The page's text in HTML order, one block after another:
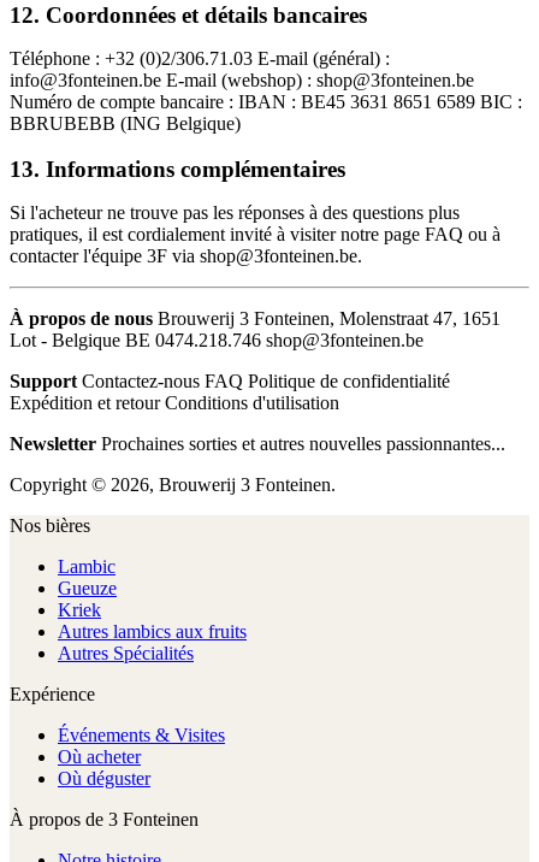
12. Coordonnées et détails bancaires
Téléphone : +32 (0)2/306.71.03 E-mail (général) :
info@3fonteinen.be E-mail (webshop) : shop@3fonteinen.be
Numéro de compte bancaire : IBAN : BE45 3631 8651 6589 BIC :
BBRUBEBB (ING Belgique)
13. Informations complémentaires
Si l'acheteur ne trouve pas les réponses à des questions plus
pratiques, il est cordialement invité à visiter notre page FAQ ou à
contacter l'équipe 3F via shop@3fonteinen.be.
À propos de nous Brouwerij 3 Fonteinen, Molenstraat 47, 1651
Lot - Belgique BE 0474.218.746 shop@3fonteinen.be
SupportContactez-nous FAQ Politique de confidentialité
Expédition et retour Conditions d'utilisation
Newsletter Prochaines sorties et autres nouvelles passionnantes...
Copyright © 2026, Brouwerij 3 Fonteinen.
Nos bières
Lambic
Gueuze
Kriek
Autres lambics aux fruits
Autres Spécialités
Expérience
Événements & Visites
Où acheter
Où déguster
À propos de 3 Fonteinen